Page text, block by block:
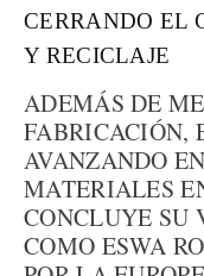
CERRANDO EL
Y RECICLAJE
ADEMÁS DE
FABRICACIÓN,
AVANZANDO
MATERIALES
CONCLUYE
COMO ESWA